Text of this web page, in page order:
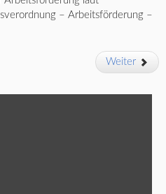
– Arbeitsförderung –
Weiter